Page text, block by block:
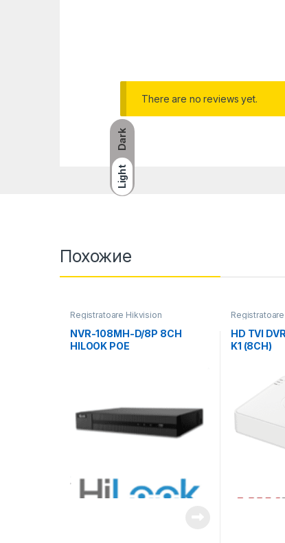
Dark
Light
There are no reviews yet.
Похожие
Registratoare Hikvision
NVR-108MH-D/8P 8CH
HILOOK POE
HD TVI
K1 (8CH)